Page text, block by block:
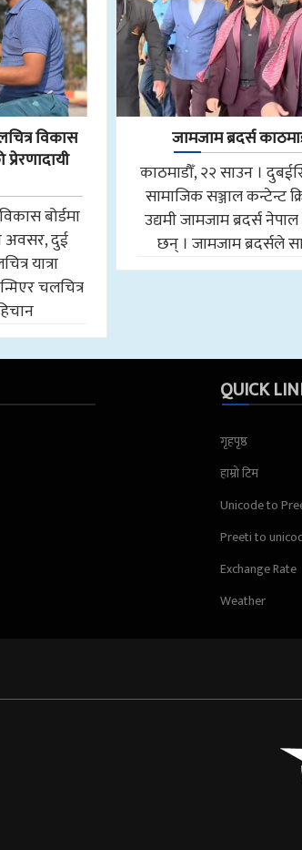
विकास
प्रेरणादायी
बोर्डमा
अवसर, दुई
यात्रा
चलचित्र
जामजाम ब्रदर्स
काठमाडौँ, २२ साउन ।
सामाजिक सञ्जाल कन्टेन्ट
उद्यमी जामजाम ब्रदर्स
छन् । जामजाम ब्रदर्सले
QUICK
गृहपृष्ठ
हाम्रो टिम
Unicode to
Preeti to
Exchange Rate
Weather